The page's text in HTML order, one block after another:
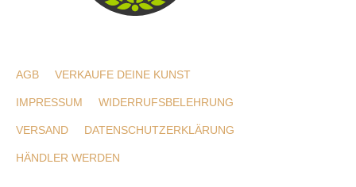
AGB VERKAUFE DEINE KUNST
IMPRESSUM WIDERRUFSBELEHRUNG
VERSAND DATENSCHUTZERKLÄRUNG
HÄNDLER WERDEN